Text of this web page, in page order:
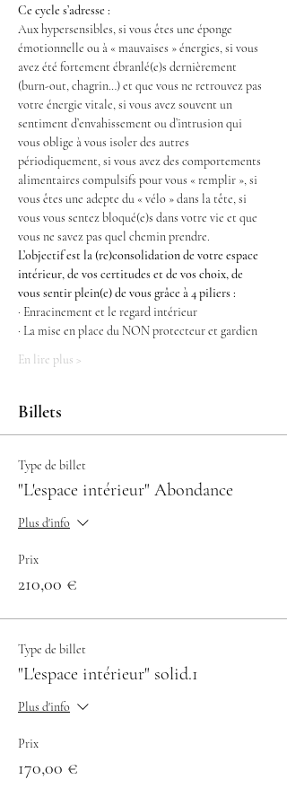
Ce cycle s’adresse :
Aux hypersensibles, si vous êtes une éponge
émotionnelle ou à « mauvaises » énergies, si vous
avez été fortement ébranlé(e)s dernièrement
(burn-out, chagrin…) et que vous ne retrouvez pas
votre énergie vitale, si vous avez souvent un
sentiment d’envahissement ou d’intrusion qui
vous oblige à vous isoler des autres
périodiquement, si vous avez des comportements
alimentaires compulsifs pour vous « remplir », si
vous êtes une adepte du « vélo » dans la tête, si
vous vous sentez bloqué(e)s dans votre vie et que
vous ne savez pas quel chemin prendre.
L’objectif est la (re)consolidation de votre espace
intérieur, de vos certitudes et de vos choix, de
vous sentir plein(e) de vous grâce à 4 piliers :
· Enracinement et le regard intérieur
· La mise en place du NON protecteur et gardien
En lire plus >
Billets
Type de billet
"L'espace intérieur" Abondance
Plus d'info
Prix
210,00 €
Type de billet
"L'espace intérieur" solid.1
Plus d'info
Prix
170,00 €